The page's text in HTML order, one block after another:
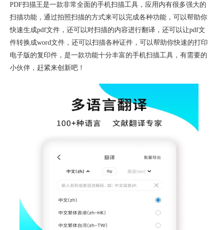
PDF扫描王是一款非常全面的手机扫描工具，应用内有很多强大的
扫描功能，通过拍照扫描的方式来可以完成各种功能，可以帮助你
快速生成pdf文件，还可以对扫描的内容进行翻译，还可以让pdf文
件转换成word文件，还可以扫描各种证件，可以帮助你快速的打印
电子版的复印件，是一款功能十分丰富的手机扫描工具，有需要的
小伙伴，赶紧来创新吧！